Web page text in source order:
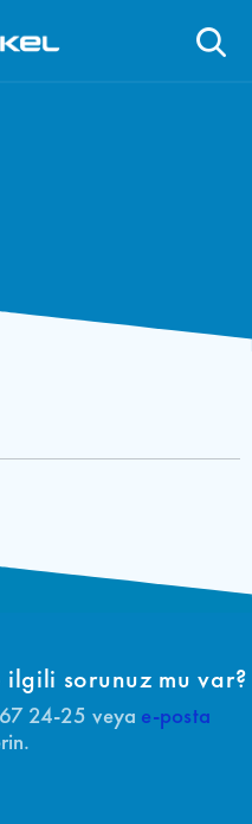
ilgili sorunuz mu var?
24-25 veya e-posta